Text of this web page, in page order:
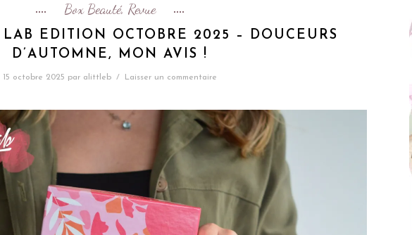
Box Beauté, Revue
LAB EDITION OCTOBRE 2025 – DOUCEURS
D’AUTOMNE, MON AVIS !
15 octobre 2025 par alittleb / Laisser un commentaire